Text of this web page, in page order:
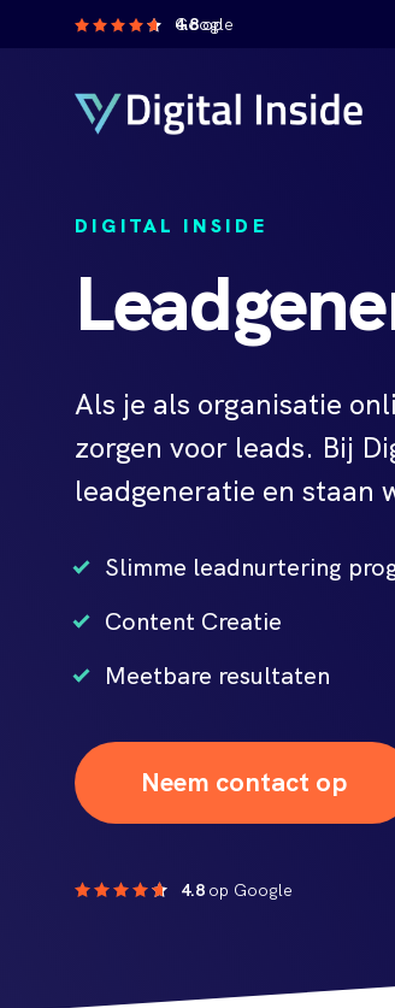
4.8
op Google
DIGITAL INSIDE
Als je als organisatie
zorgen voor leads. Bij
leadgeneratie en staan
Slimme leadnurtering
Content Creatie
Meetbare resultaten
Neem contact op
4.8 op Google